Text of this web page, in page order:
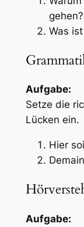
gehen?
Was
Aufgabe:
Setze die
Lücken ein.
Hier
Aufgabe: